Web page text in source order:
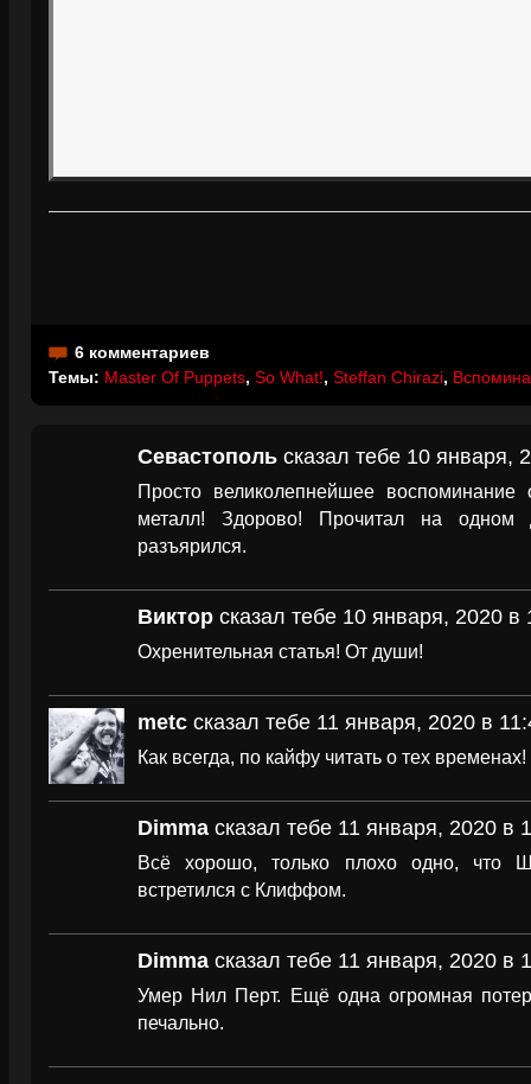
6 комментариев
Темы: Master Of Puppets, So What!, Steffan Chirazi,
Севастополь сказал тебе 10 января,
Просто великолепнейшее воспоминание
металл! Здорово! Прочитал на
разъярился.
Виктор сказал тебе 10 января, 2020 в
Охренительная статья! От души!
metc сказал тебе 11 января, 2020 в
Как всегда, по кайфу читать о тех временах!
Dimma сказал тебе 11 января, 2020 в
Всё хорошо, только плохо одно, что
встретился с Клиффом.
Dimma сказал тебе 11 января, 2020 в
Умер Нил Перт. Ещё одна огромная
печально.